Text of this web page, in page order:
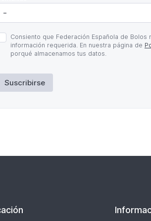
Política
Privacidad
Consiento que Federación Española de
información requerida. En nuestra página de
porqué almacenamos tus datos.
Suscribirse